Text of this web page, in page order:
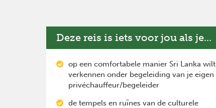
Deze reis is iets voor jou als je...
op een comfortabele manier Sri Lanka wilt
verkennen onder begeleiding van je eigen
privéchauffeur/begeleider
de tempels en ruïnes van de culturele